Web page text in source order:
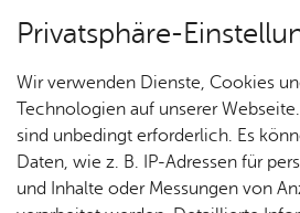
Über­sicht Bür­ger & Stadt
Städ­te­bau­li­che Pro­jek­te
Vor­le­sen
Privatsphäre-
Wir verwenden Dienste, Cookies
Technologien auf unserer
sind unbedingt erforderlich. Es
Daten, wie z. B. IP-Adressen für
und Inhalte oder Messungen von